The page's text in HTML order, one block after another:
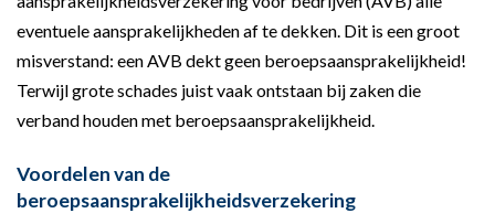
eventuele aansprakelijkheden af te dekken. Dit is een groot
misverstand: een AVB dekt geen beroepsaansprakelijkheid!
Terwijl grote schades juist vaak ontstaan bij zaken die
verband houden met beroepsaansprakelijkheid.
Voordelen van de
beroepsaansprakelijkheidsverzekering